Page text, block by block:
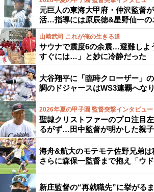
元巨人の東海大甲府・仲沢監督
活…指導には原辰徳&星野仙一の
山﨑武司 これが俺の生きる道
サウナで震度6の余震…避難しよ
すぐには…」と妙に冷静だった
大谷翔平に「臨時クローザー」
調のドジャースはWS3連覇へな
2026年夏の甲子園 監督突撃インタビュー
聖隷クリストファーのプロ注目
るがず…田中監督が明かした親
海舟&航大のモテモテ佐野兄弟は
さらに森保一監督まで抱え「ウ
新庄監督の“再就職先”に挙がる